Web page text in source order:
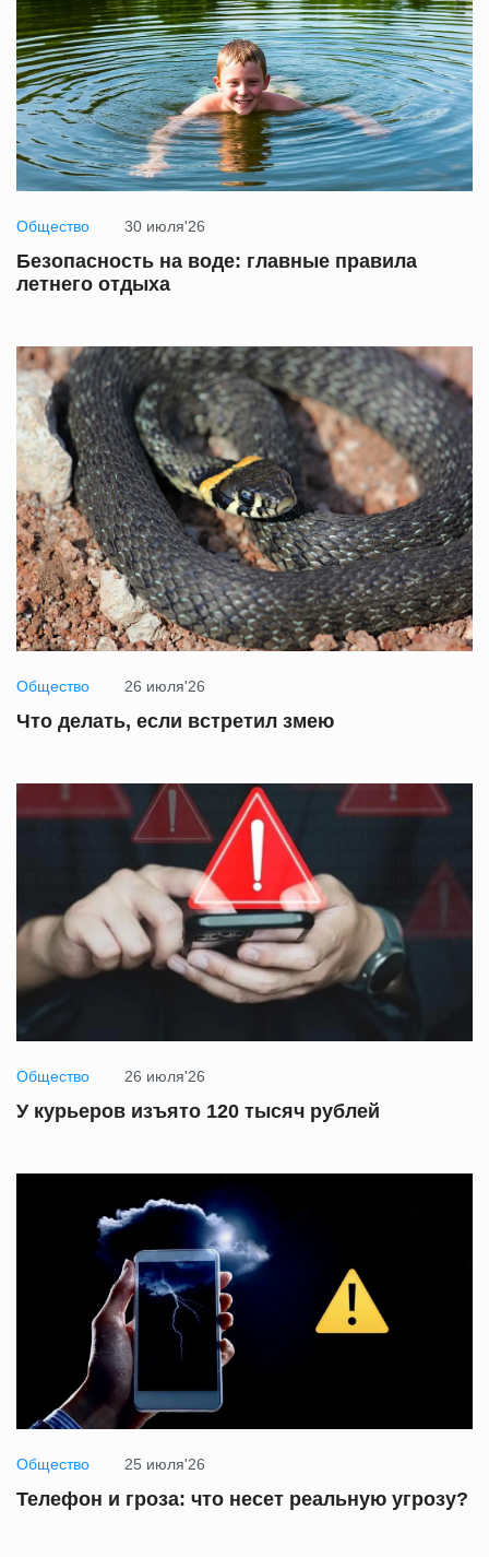
Общество 30 июля'26
Безопасность на воде: главные правила
летнего отдыха
Общество 26 июля'26
Что делать, если встретил змею
Общество 26 июля'26
У курьеров изъято 120 тысяч рублей
Общество 25 июля'26
Телефон и гроза: что несет реальную угрозу?